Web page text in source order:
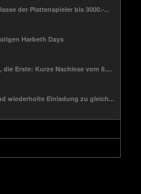
der Plattenspieler bis 3000.-...
Harbeth Days
Erste: Kurze Nachlese vom 8....
wiederholte Einladung zu gleich...